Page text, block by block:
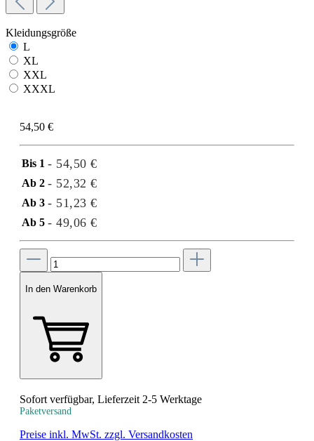
Kleidungsgröße
L
XL
XXL
XXXL
54,50 €
Bis 1 - 54,50 €
Ab 2 - 52,32 €
Ab 3 - 51,23 €
Ab 5 - 49,06 €
In den Warenkorb
Sofort verfügbar, Lieferzeit 2-5 Werktage
Paketversand
Preise inkl. MwSt. zzgl. Versandkosten